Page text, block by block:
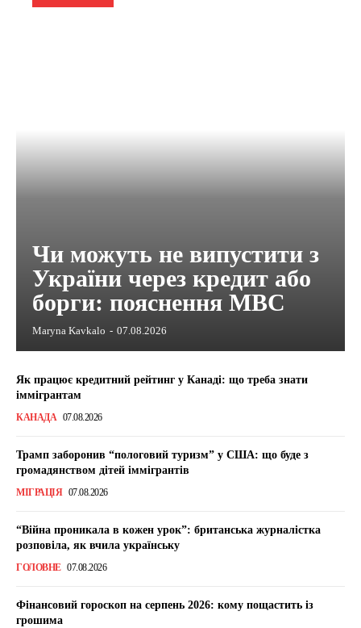
Чи можуть не випустити з
України через кредит або
борги: пояснення МВС
Maryna Kavkalo - 07.08.2026
Як працює кредитний рейтинг у Канаді: що треба знати
іммігрантам
КАНАДА 07.08.2026
Трамп заборонив “пологовий туризм” у США: що буде з
громадянством дітей іммігрантів
МІГРАЦІЯ 07.08.2026
“Війна проникала в кожен урок”: британська журналістка
розповіла, як вчила українську
ГОЛОВНЕ 07.08.2026
Фінансовий гороскоп на серпень 2026: кому пощастить із
грошима